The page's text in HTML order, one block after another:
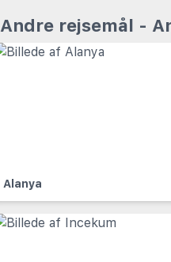
Andre rejsemål -
Alanya